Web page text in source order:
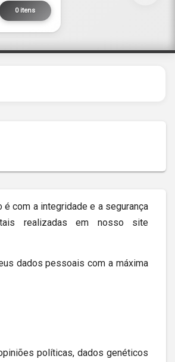
0 itens
é com a integridade e a segurança
realizadas em nosso site
dados pessoais com a máxima
políticas, dados genéticos